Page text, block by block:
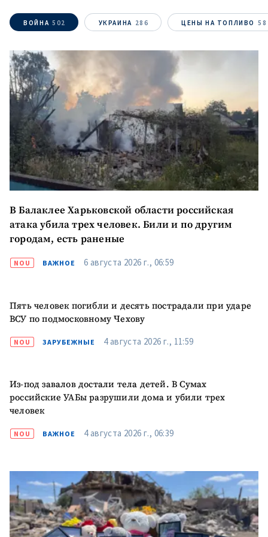
ВОЙНА 502 УКРАИНА 286 ЦЕНЫ НА ТОПЛИВО 58
В Балаклее Харьковской области российская
атака убила трех человек. Били и по другим
городам, есть раненые
NOU ВАЖНОЕ 6 августа 2026 г., 06:59
Пять человек погибли и десять пострадали при ударе
ВСУ по подмосковному Чехову
NOU ЗАРУБЕЖНЫЕ 4 августа 2026 г., 11:59
Из-под завалов достали тела детей. В Сумах
российские УАБы разрушили дома и убили трех
человек
NOU ВАЖНОЕ 4 августа 2026 г., 06:39